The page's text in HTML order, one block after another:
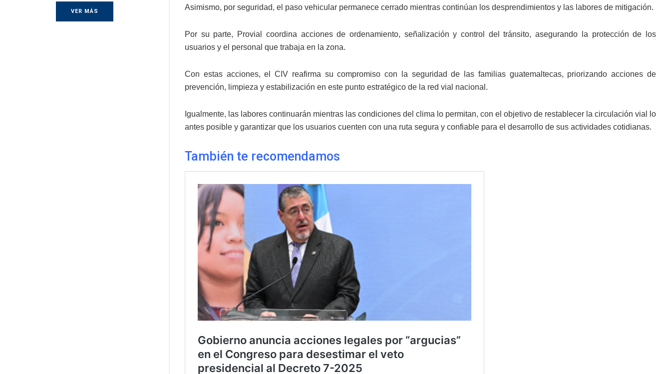
VER MÁS Asimismo, por seguridad, el paso vehicular permanece cerrado mientras continúan los desprendimientos y las labores de mitigación.
Por su parte, Provial coordina acciones de ordenamiento, señalización y control del tránsito, asegurando la protección de los
usuarios y el personal que trabaja en la zona.
Con estas acciones, el CIV reafirma su compromiso con la seguridad de las familias guatemaltecas, priorizando acciones de
prevención, limpieza y estabilización en este punto estratégico de la red vial nacional.
Igualmente, las labores continuarán mientras las condiciones del clima lo permitan, con el objetivo de restablecer la circulación vial lo
antes posible y garantizar que los usuarios cuenten con una ruta segura y confiable para el desarrollo de sus actividades cotidianas.
También te recomendamos